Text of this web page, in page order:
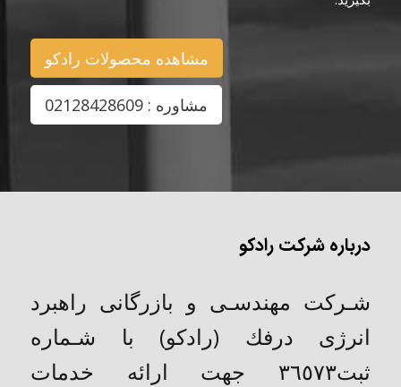
مشاهده محصولات رادکو
مشاوره : 02128428609
درباره شرکت رادکو
شـركت مهندسـی و بازرگانی راهبرد
انرژی درفك (رادکو) با شـماره
ثبت٣٦٥٧٣ جهت ارائه خدمات